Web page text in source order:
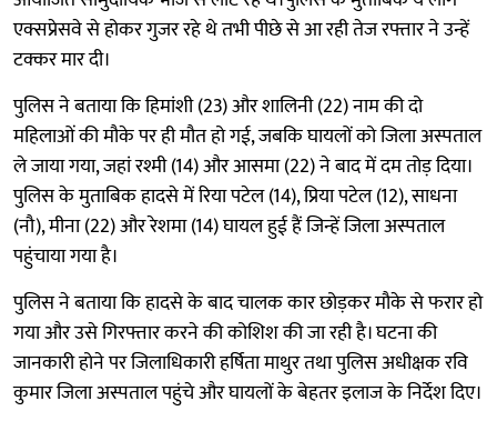
एक्सप्रेसवे से होकर गुजर रहे थे तभी पीछे से आ रही तेज रफ्तार ने उन्हें
टक्कर मार दी।
पुलिस ने बताया कि हिमांशी (23) और शालिनी (22) नाम की दो
महिलाओं की मौके पर ही मौत हो गई, जबकि घायलों को जिला अस्पताल
ले जाया गया, जहां रश्मी (14) और आसमा (22) ने बाद में दम तोड़ दिया।
पुलिस के मुताबिक हादसे में रिया पटेल (14), प्रिया पटेल (12), साधना
(नौ), मीना (22) और रेशमा (14) घायल हुई हैं जिन्हें जिला अस्पताल
पहुंचाया गया है।
पुलिस ने बताया कि हादसे के बाद चालक कार छोड़कर मौके से फरार हो
गया और उसे गिरफ्तार करने की कोशिश की जा रही है। घटना की
जानकारी होने पर जिलाधिकारी हर्षिता माथुर तथा पुलिस अधीक्षक रवि
कुमार जिला अस्पताल पहुंचे और घायलों के बेहतर इलाज के निर्देश दिए।